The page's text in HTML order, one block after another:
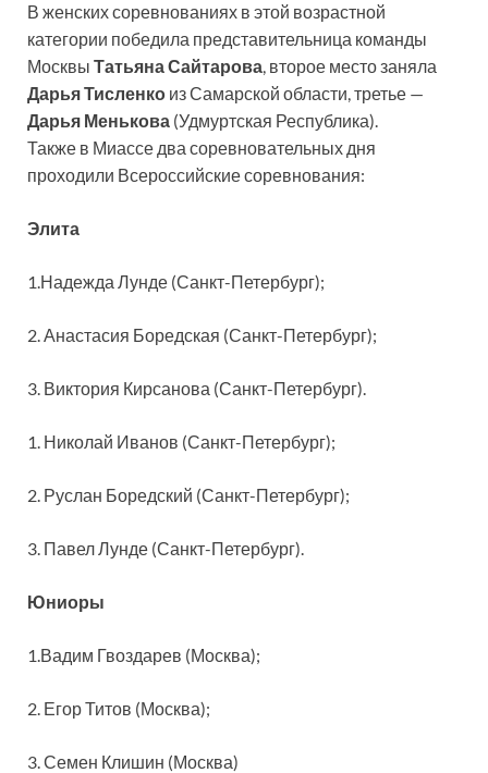
В женских соревнованиях в этой возрастной
категории победила представительница команды
Москвы Татьяна Сайтарова, второе место заняла
Дарья Тисленко из Самарской области, третье —
Дарья Менькова (Удмуртская Республика).
Также в Миассе два соревновательных дня
проходили Всероссийские соревнования:
Элита
1.Надежда Лунде (Санкт-Петербург);
2. Анастасия Боредская (Санкт-Петербург);
3. Виктория Кирсанова (Санкт-Петербург).
1. Николай Иванов (Санкт-Петербург);
2. Руслан Боредский (Санкт-Петербург);
3. Павел Лунде (Санкт-Петербург).
Юниоры
1.Вадим Гвоздарев (Москва);
2. Егор Титов (Москва);
3. Семен Клишин (Москва)